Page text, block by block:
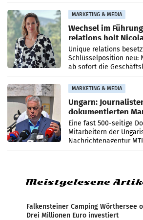
MARKETING & MEDIA
Wechsel im
relations holt
Geschäftsleitung
Unique relations
Schlüsselposition neu:
ab sofort die
PR-Agentur an der
Anna Kalina-Mahr.
MARKETING & MEDIA
Ungarn:
dokumentierten
Zensur
Eine fast 500-seitige
Mitarbeitern der
Nachrichtenagentur
systematische
Meistgelesene
Falkensteiner Camping Wörthersee
Drei Millionen Euro investiert